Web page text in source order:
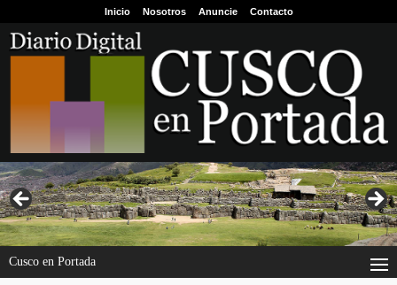
Inicio Nosotros Anuncie Contacto
Cusco en Portada